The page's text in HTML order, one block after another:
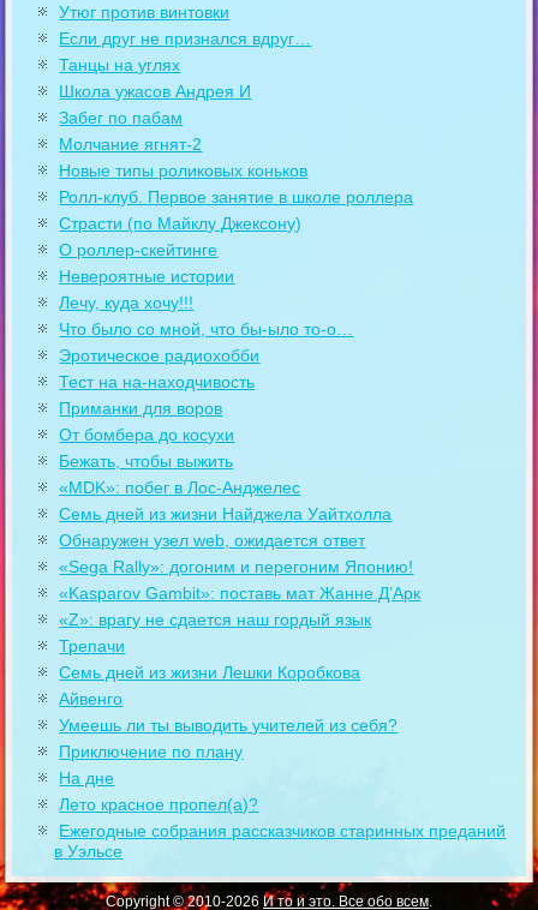
Утюг против винтовки
Если друг не признался вдруг…
Танцы на углях
Школа ужасов Андрея И
Забег по пабам
Молчание ягнят-2
Новые типы роликовых коньков
Ролл-клуб. Первое занятие в школе роллера
Страсти (по Майклу Джексону)
О роллер-скейтинге
Невероятные истории
Лечу, куда хочу!!!
Что было со мной, что бы-ыло то-о…
Эротическое радиохобби
Тест на на-находчивость
Приманки для воров
От бомбера до косухи
Бежать, чтобы выжить
«MDK»: побег в Лос-Анджелес
Семь дней из жизни Найджела Уайтхолла
Обнаружен узел web, ожидается ответ
«Sega Rally»: догоним и перегоним Японию!
«Kasparov Gambit»: поставь мат Жанне Д’Арк
«Z»: врагу не сдается наш гордый язык
Трепачи
Семь дней из жизни Лешки Коробкова
Айвенго
Умеешь ли ты выводить учителей из себя?
Приключение по плану
На дне
Лето красное пропел(а)?
Ежегодные собрания рассказчиков старинных преданий
в Уэльсе
Copyright © 2010-2026 И то и это. Все обо всем.